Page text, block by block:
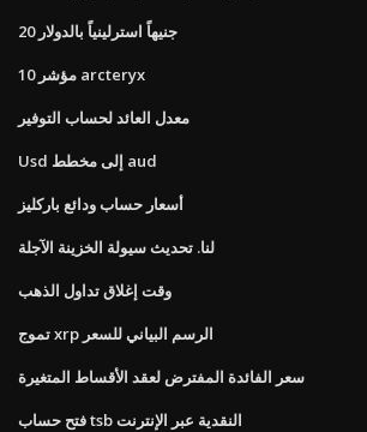
20 جنيهاً استرلينياً بالدولار
مؤشر 10 arcteryx
معدل العائد لحساب التوفير
Usd إلى مخطط aud
أسعار حساب ودائع باركليز
لنا. تحديث سيولة الخزينة الآجلة
وقت إغلاق تداول الذهب
تموج xrp الرسم البياني للسعر
سعر الفائدة المفترض لعقد الأقساط المتغيرة
فتح حساب tsb النقدية عبر الإنترنت